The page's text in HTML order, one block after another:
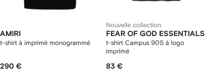
AMIRI
t-shirt à imprimé monogrammé
290 €
Nouvelle collection
FEAR OF GOD ESSENTIALS
t-shirt Campus 90S à logo
imprimé
83 €